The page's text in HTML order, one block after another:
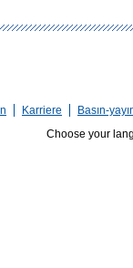
Karriere
Basın-
Choose your